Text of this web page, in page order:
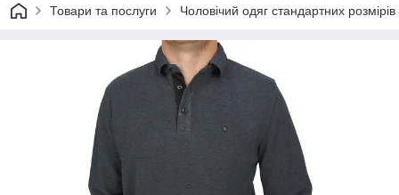
Товари та послуги Чоловічий одяг стандартних розмірів